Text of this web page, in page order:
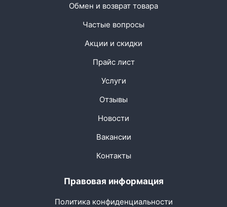
Обмен и возврат товара
Частые вопросы
Акции и скидки
Прайс лист
Услуги
Отзывы
Новости
Вакансии
Контакты
Правовая информация
Политика конфиденциальности